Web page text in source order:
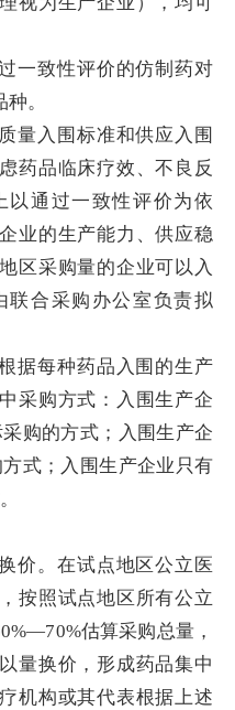
一致性评价的仿制药对
。
量入围标准和供应入围
药品临床疗效、不良反
以通过一致性评价为依
业的生产能力、供应稳
区采购量的企业可以入
联合采购办公室负责拟
据每种药品入围的生产
采购方式：入围生产企
购的方式；入围生产企
式；入围生产企业只有
价。在试点地区公立医
按照试点地区所有公立
估算采购总量，
量换价，形成药品集中
机构或其代表根据上述